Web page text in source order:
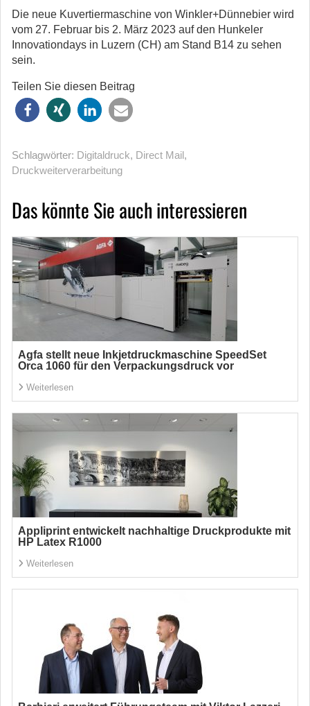
Die neue Kuvertiermaschine von Winkler+Dünnebier wird
vom 27. Februar bis 2. März 2023 auf den Hunkeler
Innovationdays in Luzern (CH) am Stand B14 zu sehen
sein.
Teilen Sie diesen Beitrag
Schlagwörter: Digitaldruck, Direct Mail,
Druckweiterverarbeitung
Das könnte Sie auch interessieren
Agfa stellt neue Inkjetdruckmaschine SpeedSet
Orca 1060 für den Verpackungsdruck vor
Weiterlesen
Appliprint entwickelt nachhaltige Druckprodukte mit
HP Latex R1000
Weiterlesen